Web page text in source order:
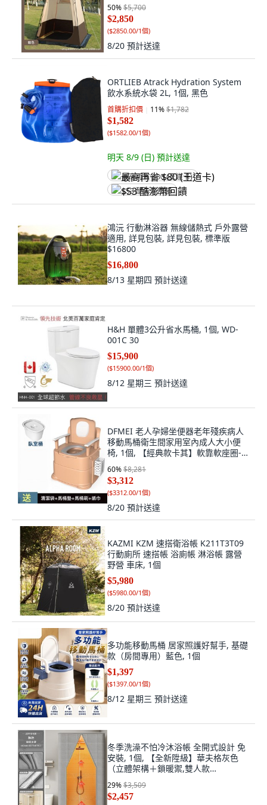
50%$5,700
$2,850
($2850.00/1個)
8/20 預計送達
ORTLIEB Atrack Hydration System
飲水系統水袋 2L, 1個, 黑色
首購折扣價 11%$1,782
$1,582
($1582.00/1個)
明天 8/9 (日) 預計送達
最高再省 $80 (王道卡)
$53 酷澎幣回饋
鴻沅 行動淋浴器 無線儲熱式 戶外露營
適用, 詳見包裝, 詳見包裝, 標準版
$16800
$16,800
8/13 星期四 預計送達
H&H 單體3公升省水馬桶, 1個, WD-
001C 30
$15,900
($15900.00/1個)
8/12 星期三 預計送達
DFMEI 老人孕婦坐便器老年殘疾病人
移動馬桶衛生間家用室內成人大小便
椅, 1個, 【經典款卡其】軟靠軟座圈-
可升降兩檔-盛尿桶：蹲廁用【承重5:
如圖
60%$8,281
$3,312
($3312.00/1個)
8/20 預計送達
KAZMI KZM 速搭衛浴帳 K211T3T09
行動廁所 速搭帳 浴廁帳 淋浴帳 露營
野營 車床, 1個
$5,980
($5980.00/1個)
8/20 預計送達
多功能移動馬桶 居家照護好幫手, 基礎
款（房間專用）藍色, 1個
$1,397
($1397.00/1個)
8/12 星期三 預計送達
冬季洗澡不怕冷沐浴帳 全開式設計 免
安裝, 1個, 【全新陞級】華夫格灰色
（立體架構＋鎖暖禦,雙人款
【90*90*200】
29%$3,509
$2,457